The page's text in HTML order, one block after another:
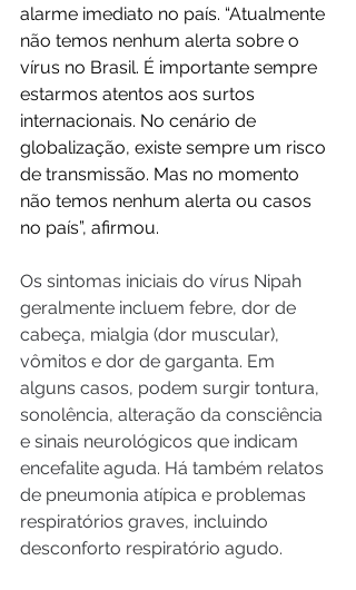
alarme imediato no país. “Atualmente
não temos nenhum alerta sobre o
vírus no Brasil. É importante sempre
estarmos atentos aos surtos
internacionais. No cenário de
globalização, existe sempre um risco
de transmissão. Mas no momento
não temos nenhum alerta ou casos
no país”, afirmou.
Os sintomas iniciais do vírus Nipah
geralmente incluem febre, dor de
cabeça, mialgia (dor muscular),
vômitos e dor de garganta. Em
alguns casos, podem surgir tontura,
sonolência, alteração da consciência
e sinais neurológicos que indicam
encefalite aguda. Há também relatos
de pneumonia atípica e problemas
respiratórios graves, incluindo
desconforto respiratório agudo.